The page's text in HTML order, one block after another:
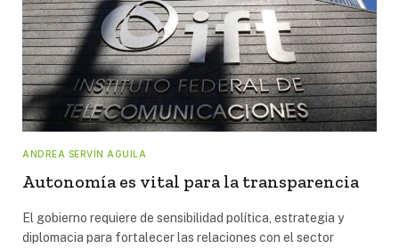
ANDREA SERVÍN AGUILA
Autonomía es vital para la transparencia
El gobierno requiere de sensibilidad política, estrategia y
diplomacia para fortalecer las relaciones con el sector